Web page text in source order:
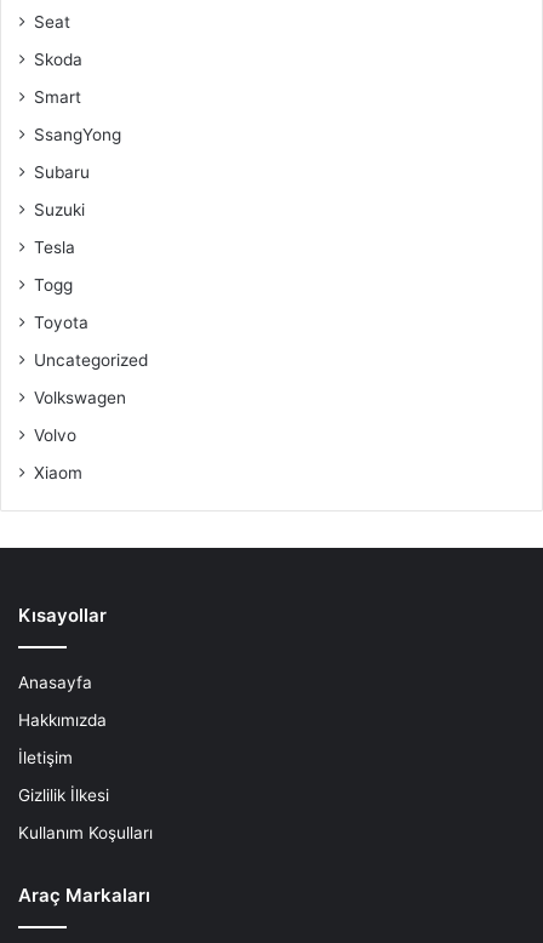
Seat
Skoda
Smart
SsangYong
Subaru
Suzuki
Tesla
Togg
Toyota
Uncategorized
Volkswagen
Volvo
Xiaom
Kısayollar
Anasayfa
Hakkımızda
İletişim
Gizlilik İlkesi
Kullanım Koşulları
Araç Markaları